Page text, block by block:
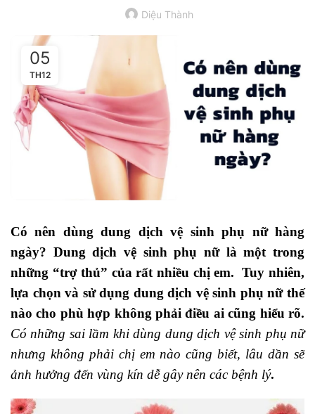
Diệu Thành
05
TH12
Có nên dùng dung dịch vệ sinh phụ nữ hàng
ngày? Dung dịch vệ sinh phụ nữ là một trong
những “trợ thủ” của rất nhiều chị em. Tuy nhiên,
lựa chọn và sử dụng dung dịch vệ sinh phụ nữ thế
nào cho phù hợp không phải điều ai cũng hiểu rõ.
Có những sai lầm khi dùng dung dịch vệ sinh phụ nữ
nhưng không phải chị em nào cũng biết, lâu dần sẽ
ảnh hưởng đến vùng kín dễ gây nên các bệnh lý.